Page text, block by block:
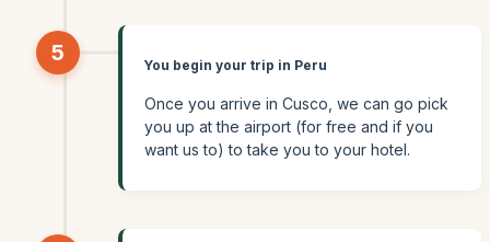
5
You begin your trip in Peru
Once you arrive in Cusco, we can go pick
you up at the airport (for free and if you
want us to) to take you to your hotel.